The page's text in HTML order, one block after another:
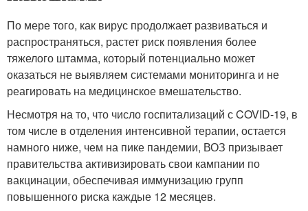
По мере того, как вирус продолжает развиваться и
распространяться, растет риск появления более
тяжелого штамма, который потенциально может
оказаться не выявляем системами мониторинга и не
реагировать на медицинское вмешательство.
Несмотря на то, что число госпитализаций с COVID-19, в
том числе в отделения интенсивной терапии, остается
намного ниже, чем на пике пандемии, ВОЗ призывает
правительства активизировать свои кампании по
вакцинации, обеспечивая иммунизацию групп
повышенного риска каждые 12 месяцев.